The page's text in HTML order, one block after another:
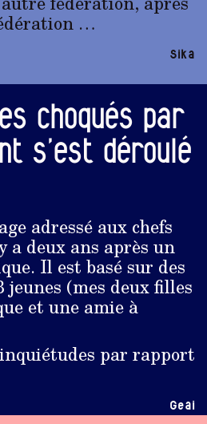
…
Sika
choqués par
s’est déroulé
adressé aux chefs
deux ans après un
Il est basé sur des
(mes deux filles
et une amie à
inquiétudes par rapport
Geai